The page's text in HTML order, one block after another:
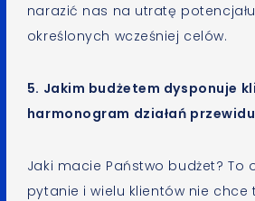
narazić nas na utratę
określonych wcześniej celów.
5. Jakim budżetem dysponuje
harmonogram działań
Jaki macie Państwo budżet? To
pytanie i wielu klientów nie chce